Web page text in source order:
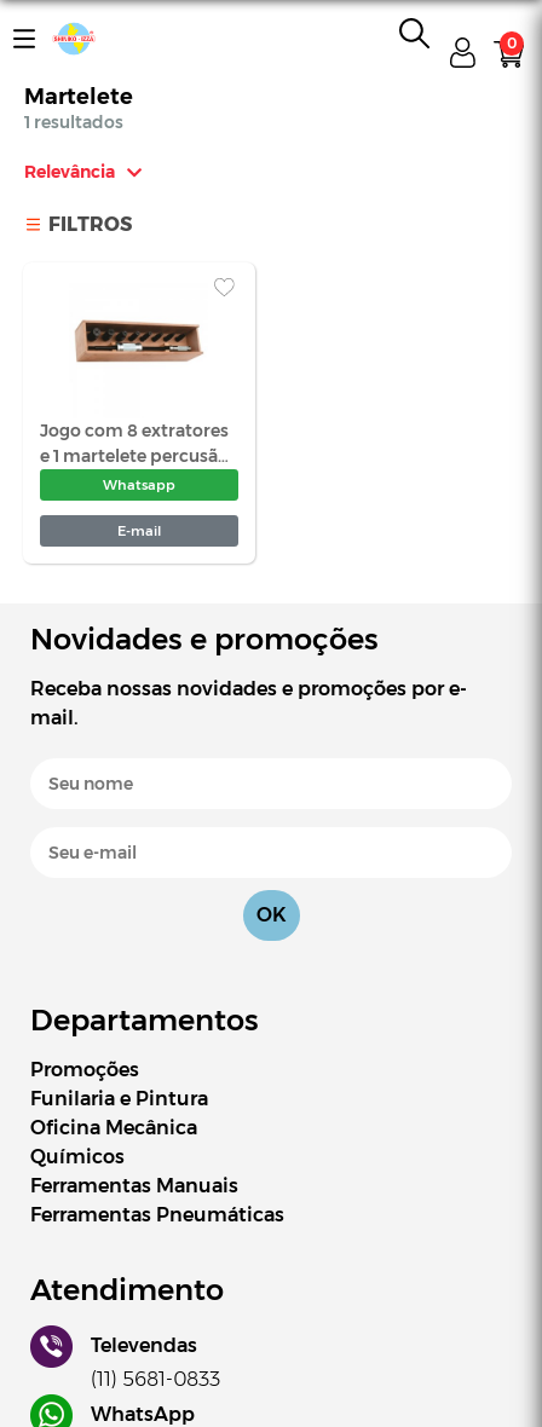
0
Martelete
1 resultados
Relevância
Maior Preço
Ordem Alfabética
FILTROS
e 1 martelete percusão
de 1/2 (9 peças)
Whatsapp
Novidades e promoções
Receba nossas novidades e promoções por e-
mail.
OK
Departamentos
Promoções
Funilaria e Pintura
Oficina Mecânica
Químicos
Ferramentas Manuais
Ferramentas Pneumáticas
Atendimento
Televendas
(11) 5681-0833
WhatsApp